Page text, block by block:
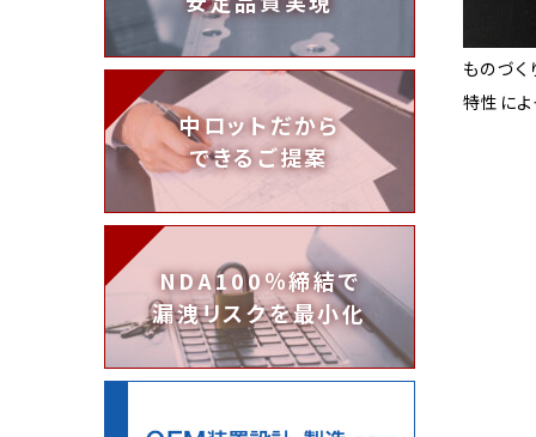
ものづ
特性によ
中ロットだから
できるご提案
NDA100％締結で
漏洩リスクを最小化